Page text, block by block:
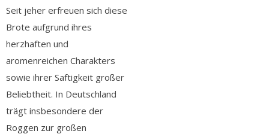
Seit jeher erfreuen sich diese
Brote aufgrund ihres
herzhaften und
aromenreichen Charakters
sowie ihrer Saftigkeit großer
Beliebtheit. In Deutschland
trägt insbesondere der
Roggen zur großen